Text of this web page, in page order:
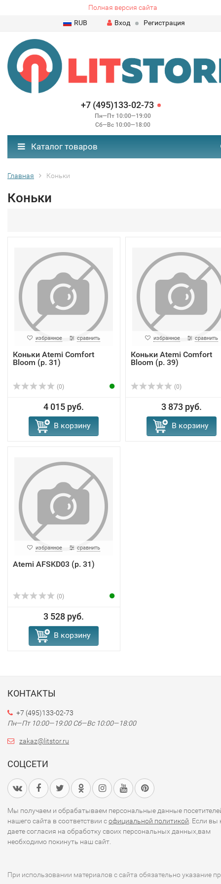
Полная версия сайта
RUB
Вход Регистрация
+7 (495)133-02-73
Пн—Пт 10:00—19:00
Сб—Вс 10:00—18:00
Каталог товаров
Главная Коньки
Коньки
избранное сравнить
Коньки Atemi Comfort
Bloom (р. 31)
(0)
4 015 руб.
В корзину
избранное сравнить
Коньки Atemi Comfort
Bloom (р. 39)
(0)
3 873 руб.
В корзину
избранное сравнить
Atemi AFSKD03 (р. 31)
(0)
3 528 руб.
В корзину
КОНТАКТЫ
+7 (495)133-02-73
Пн—Пт 10:00—19:00 Сб—Вс 10:00—18:00
zakaz@litstor.ru
СОЦСЕТИ
Мы получаем и обрабатываем персональные данные
нашего сайта в соответствии софициальной политикой. Если вы
даете согласия на обработку своих персональных данных,вам
необходимо покинуть наш сайт.
При использовании материалов с сайта обязательно указание